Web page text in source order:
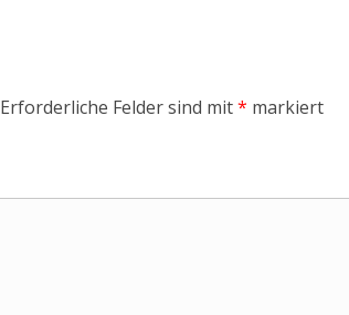
Erforderliche Felder sind mit* markiert